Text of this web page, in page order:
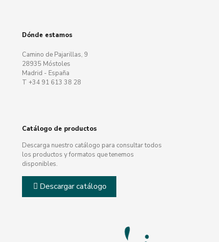
Dónde estamos
Camino de Pajarillas, 9
28935 Móstoles
Madrid - España
T +34 91 613 38 28
Catálogo de productos
Descarga nuestro catálogo para consultar todos
los productos y formatos que tenemos
disponibles.
Descargar catálogo